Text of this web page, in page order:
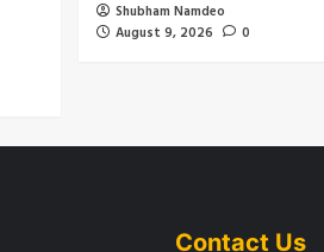
Shubham Namdeo
August 9, 2026
0
Contact Us